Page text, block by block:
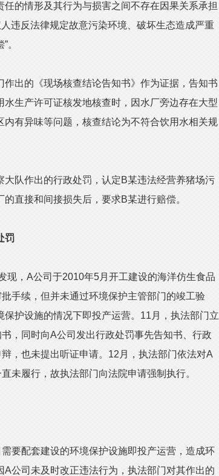
的情形及其行为与损害之间不存在因果关系承担
违反法律规定故意污染环境、破坏生态造成严重
。
出的《现场核查结论告知书》作为证据，告知书
水生产许可证核发地核查时，因水厂旁边存在大型
有异味等问题，核查结论为不符合饮用水相关规
队作出的行政处罚，认定B某违法经营养猪场污
直接和间接损失后，要求B某进行赔偿。
罚
，A公司于2010年5月开工建设的海洋仿生食品
手续，但并未通过环境保护主管部门的竣工验
护设施的情况下即投产运营。11月，执法部门立
，同时向A公司发出行政处罚事先告知书、行政
，也未提出听证申请。12月，执法部门依法对A
未履行，故执法部门向法院申请强制执行。
配套建设的环境保护设施即投产运营，造成环
公司未及时改正违法行为，执法部门对其作出的